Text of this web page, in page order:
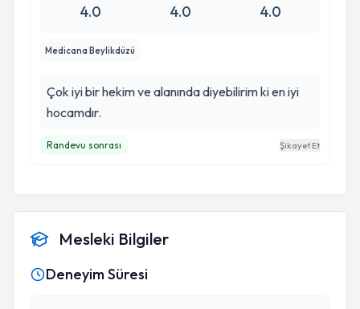
4.0 4.0 4.0
Medicana Beylikdüzü
Çok iyi bir hekim ve alanında diyebilirim ki en iyi
hocamdır.
Randevu sonrası Şikayet Et
Mesleki Bilgiler
Deneyim Süresi